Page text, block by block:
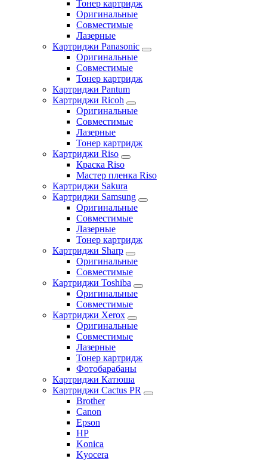
Тонер картридж
Оригинальные
Совместимые
Лазерные
Картриджи Panasonic
Оригинальные
Совместимые
Тонер картридж
Картриджи Pantum
Картриджи Ricoh
Оригинальные
Совместимые
Лазерные
Тонер картридж
Картриджи Riso
Краска Riso
Мастер пленка Riso
Картриджи Sakura
Картриджи Samsung
Оригинальные
Совместимые
Лазерные
Тонер картридж
Картриджи Sharp
Оригинальные
Совместимые
Картриджи Toshiba
Оригинальные
Совместимые
Картриджи Xerox
Оригинальные
Совместимые
Лазерные
Тонер картридж
Фотобарабаны
Картриджи Катюша
Картриджи Cactus PR
Brother
Canon
Epson
HP
Konica
Kyocera